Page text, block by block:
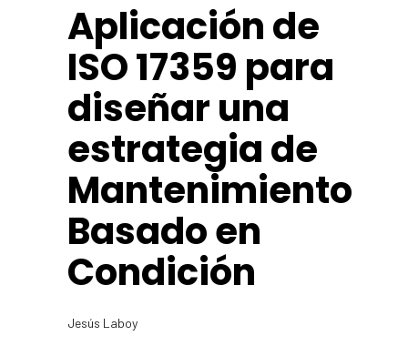
Aplicación de
ISO 17359 para
diseñar una
estrategia de
Mantenimiento
Basado en
Condición
Jesús Laboy